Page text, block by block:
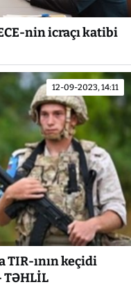
nin icraçı katibi
12-09-2023, 14:11
TIR-ının keçidi
TƏHLİL